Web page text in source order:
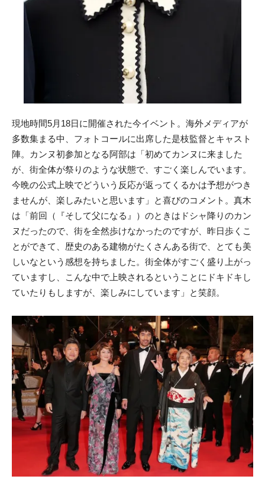
現地時間5月18日に開催された今イベント。海外メディアが
多数集まる中、フォトコールに出席した是枝監督とキャスト
陣。カンヌ初参加となる阿部は「初めてカンヌに来ました
が、街全体が祭りのような状態で、すごく楽しんでいます。
今晩の公式上映でどういう反応が返ってくるかは予想がつき
ませんが、楽しみたいと思います」と喜びのコメント。真木
は「前回（『そして父になる』）のときはドシャ降りのカン
ヌだったので、街を全然歩けなかったのですが、昨日歩くこ
とができて、歴史のある建物がたくさんある街で、とても美
しいなという感想を持ちました。街全体がすごく盛り上がっ
ていますし、こんな中で上映されるということにドキドキし
ていたりもしますが、楽しみにしています」と笑顔。